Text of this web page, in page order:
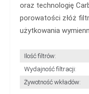
oraz technologię
porowatości złóż
użytkowania
Ilość filtrów:
Wydajność filtracji:
Żywotność wkładów: